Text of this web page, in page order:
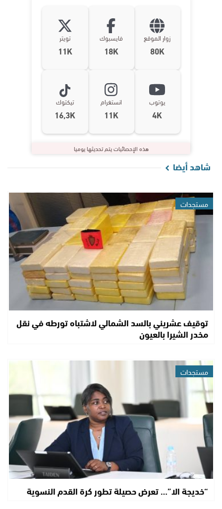
زوار الموقع
80K
فايسبوك
18K
تويتر
11K
يوتوب
4K
انستغرام
11K
تيكتوك
16,3K
هذه الإحصائيات يتم تحديثها يوميا
شاهد أيضا
مستجدات
توقيف عشريني بالسد الشمالي لاشتباه تورطه في نقل
مخدر الشيرا بالعيون
مستجدات
“خديجة الا”… تعرض حصيلة تطور كرة القدم النسوية